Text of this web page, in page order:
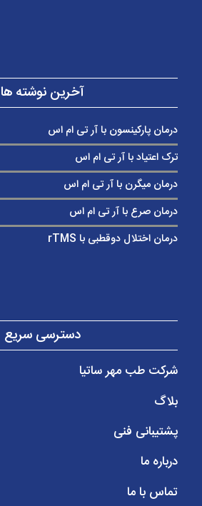
آخرین نوشته ها
درمان پارکینسون با آر تی ام اس
ترک اعتیاد با آر تی ام اس
درمان میگرن با آر تی ام اس
درمان صرع با آر تی ام اس
درمان اختلال دوقطبی با rTMS
دسترسی سریع
شرکت طب مهر ساتیا
بلاگ
پشتیبانی فنی
درباره ما
تماس با ما